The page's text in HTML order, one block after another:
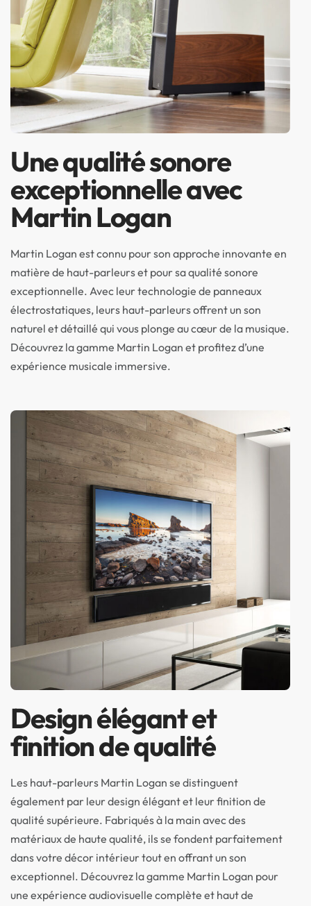
Une qualité sonore
exceptionnelle avec
Martin Logan
Martin Logan est connu pour son approche innovante en
matière de haut-parleurs et pour sa qualité sonore
exceptionnelle. Avec leur technologie de panneaux
électrostatiques, leurs haut-parleurs offrent un son
naturel et détaillé qui vous plonge au cœur de la musique.
Découvrez la gamme Martin Logan et profitez d’une
expérience musicale immersive.
Design élégant et
finition de qualité
Les haut-parleurs Martin Logan se distinguent
également par leur design élégant et leur finition de
qualité supérieure. Fabriqués à la main avec des
matériaux de haute qualité, ils se fondent parfaitement
dans votre décor intérieur tout en offrant un son
exceptionnel. Découvrez la gamme Martin Logan pour
une expérience audiovisuelle complète et haut de